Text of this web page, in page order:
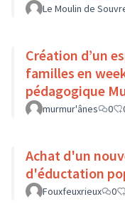
Le Moulin de
Création d’un
familles en
pédagogique
murmur'ânes 0
Achat d'un
d'éductation
Fouxfeuxrieux 0